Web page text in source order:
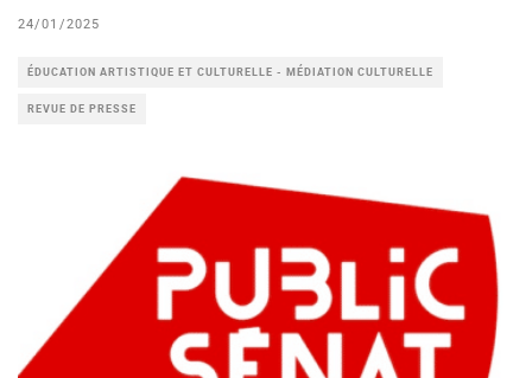
24/01/2025
ÉDUCATION ARTISTIQUE ET CULTURELLE - MÉDIATION CULTURELLE
REVUE DE PRESSE